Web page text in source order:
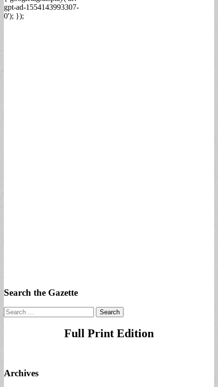
gpt-ad-1554143993307-
0'); });
Search the Gazette
Search
for:
Full Print Edition
Archives